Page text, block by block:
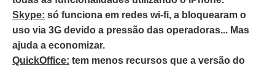
Skype: só funciona em redes wi-fi, a bloquearam o
uso via 3G devido a pressão das operadoras... Mas
ajuda a economizar.
QuickOffice: tem menos recursos que a versão do